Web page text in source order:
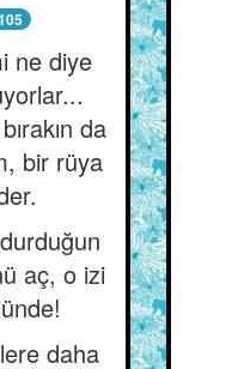
ne diye
da
bir rüya
aç, o izi
daha